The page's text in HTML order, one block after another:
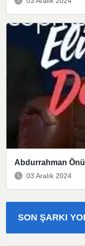
Abdurrahman
03 Aralık 2024
SON ŞARKI